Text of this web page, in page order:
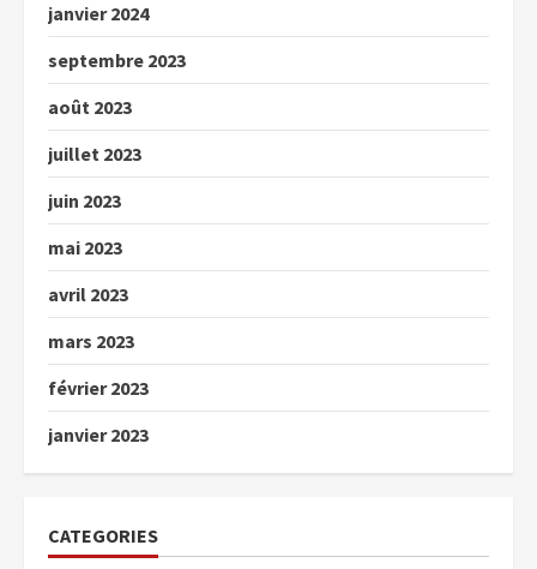
janvier 2024
septembre 2023
août 2023
juillet 2023
juin 2023
mai 2023
avril 2023
mars 2023
février 2023
janvier 2023
CATEGORIES